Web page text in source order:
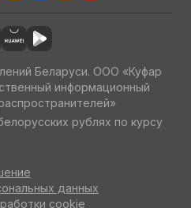
Беларуси. ООО «Куфар
информационный
рублях по курсу
данных
cookie